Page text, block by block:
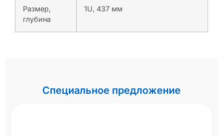
Размер,
глубина
1U, 437 мм
Специальное предложение